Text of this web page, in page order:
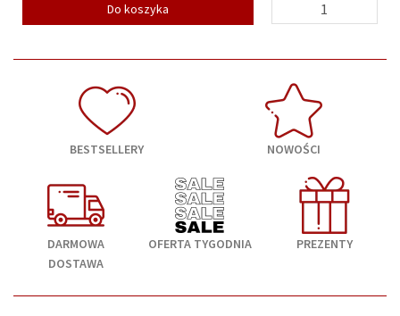
Do koszyka
BESTSELLERY NOWOŚCI
DARMOWA
DOSTAWA
OFERTA TYGODNIA PREZENTY